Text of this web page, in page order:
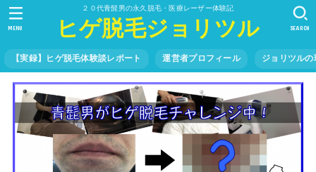
２０代青髭男の永久脱毛・医療レーザー体験記
ヒゲ脱毛ジョリツル
【実録】ヒゲ脱毛体験談レポート 運営者プロフィール ジョリツルの
SEARCH
MENU